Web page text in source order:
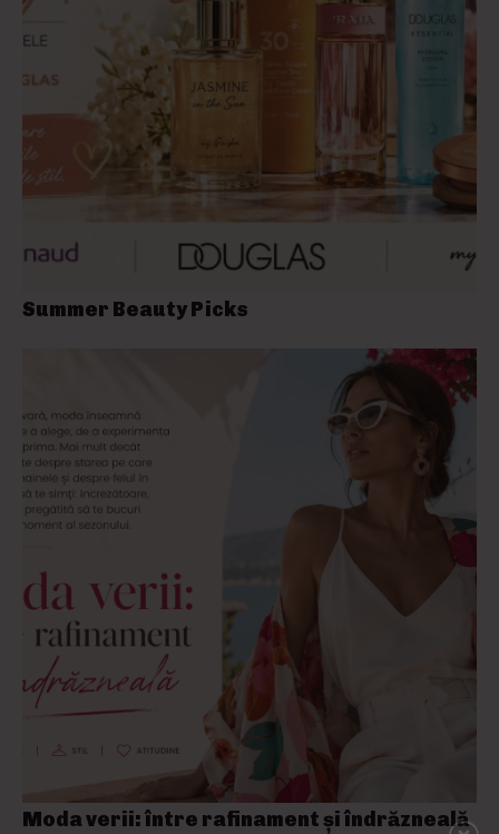
Summer Beauty Picks
Moda verii: între rafinament și îndrăzneală